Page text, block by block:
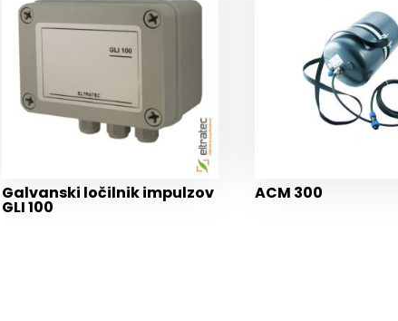
Galvanski ločilnik impulzov
GLI 100
ACM 300